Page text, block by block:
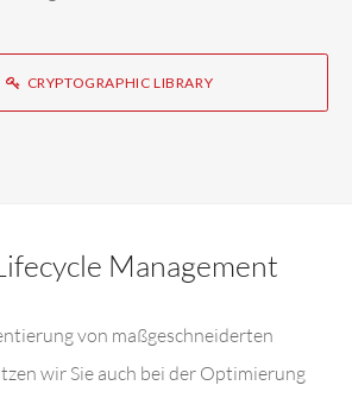
CRYPTOGRAPHIC LIBRARY
Management
von maßgeschneiderten
wir Sie auch bei der Optimierung